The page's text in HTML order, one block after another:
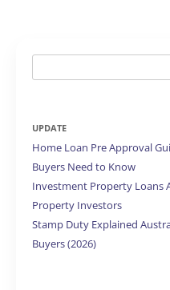
for:
UPDATE
Home Loan Pre Approval
Buyers Need to Know
Investment Property Loans
Property Investors
Stamp Duty Explained
Buyers (2026)